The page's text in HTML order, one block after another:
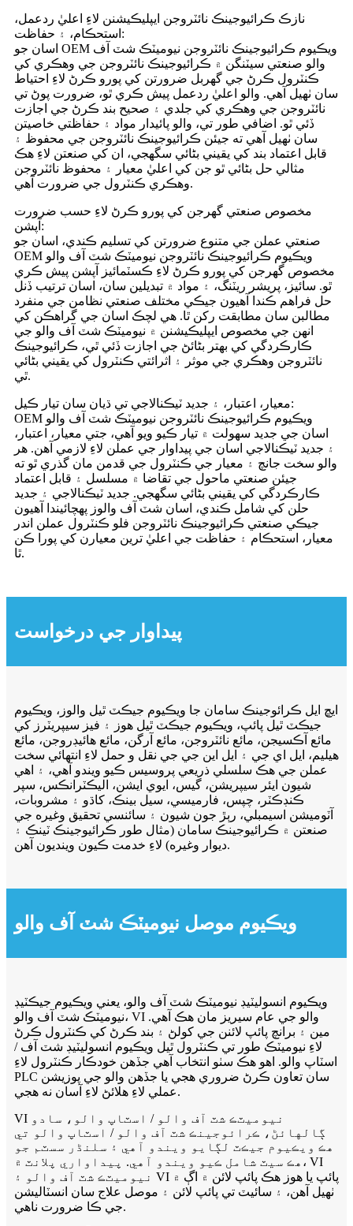
نازڪ ڪرائيوجينڪ نائٽروجن ايپليڪيشنن لاءِ اعليٰ ردعمل،
استحڪام، ۽ حفاظت:
اسان جو OEM ويڪيوم ڪرائيوجينڪ نائٽروجن نيوميٽڪ شٽ آف
والو صنعتي سيٽنگن ۾ ڪرائيوجينڪ نائٽروجن جي وهڪري کي
ڪنٽرول ڪرڻ جي گهربل ضرورتن کي پورو ڪرڻ لاءِ احتياط
سان ٺهيل آهي. والو اعليٰ ردعمل پيش ڪري ٿو، ضرورت پوڻ تي
نائٽروجن جي وهڪري کي جلدي ۽ صحيح بند ڪرڻ جي اجازت
ڏئي ٿو. اضافي طور تي، والو پائيدار مواد ۽ حفاظتي خاصيتن
سان ٺهيل آهي ته جيئن ڪرائيوجينڪ نائٽروجن جي محفوظ ۽
قابل اعتماد بند کي يقيني بڻائي سگهجي، ان کي صنعتن لاءِ هڪ
مثالي حل بڻائي ٿو جن کي اعليٰ معيار ۽ محفوظ نائٽروجن
وهڪري ڪنٽرول جي ضرورت آهي.
مخصوص صنعتي گهرجن کي پورو ڪرڻ لاءِ حسب ضرورت
آپشن:
صنعتي عملن جي متنوع ضرورتن کي تسليم ڪندي، اسان جو
OEM ويڪيوم ڪرائيوجينڪ نائٽروجن نيوميٽڪ شٽ آف والو
مخصوص گهرجن کي پورو ڪرڻ لاءِ ڪسٽمائيز آپشن پيش ڪري
ٿو. سائيز، پريشر ريٽنگ، ۽ مواد ۾ تبديلين سان، اسان ترتيب ڏنل
حل فراهم ڪندا آهيون جيڪي مختلف صنعتي نظامن جي منفرد
مطالبن سان مطابقت رکن ٿا. هي لچڪ اسان جي گراهڪن کي
انهن جي مخصوص ايپليڪيشنن ۾ نيوميٽڪ شٽ آف والو جي
ڪارڪردگي کي بهتر بڻائڻ جي اجازت ڏئي ٿي، ڪرائيوجينڪ
نائٽروجن وهڪري جي موثر ۽ اثرائتي ڪنٽرول کي يقيني بڻائي
ٿي.
معيار، اعتبار، ۽ جديد ٽيڪنالاجي تي ڌيان سان تيار ڪيل:
OEM ويڪيوم ڪرائيوجينڪ نائٽروجن نيوميٽڪ شٽ آف والو
اسان جي جديد سهولت ۾ تيار ڪيو ويو آهي، جتي معيار، اعتبار،
۽ جديد ٽيڪنالاجي اسان جي پيداوار جي عملن لاءِ لازمي آهن. هر
والو سخت جانچ ۽ معيار جي ڪنٽرول جي قدمن مان گذري ٿو ته
جيئن صنعتي ماحول جي تقاضا ۾ مسلسل ۽ قابل اعتماد
ڪارڪردگي کي يقيني بڻائي سگهجي. جديد ٽيڪنالاجي ۽ جديد
حلن کي شامل ڪندي، اسان شٽ آف والوز پهچائيندا آهيون
جيڪي صنعتي ڪرائيوجينڪ نائٽروجن فلو ڪنٽرول عملن اندر
معيار، استحڪام ۽ حفاظت جي اعليٰ ترين معيارن کي پورا ڪن
ٿا.
پيداوار جي درخواست
ايڇ ايل ڪرائوجينڪ سامان جا ويڪيوم جيڪٽ ٿيل والوز، ويڪيوم
جيڪٽ ٿيل پائپ، ويڪيوم جيڪٽ ٿيل هوز ۽ فيز سيپريٽرز کي
مائع آڪسيجن، مائع نائٽروجن، مائع آرگن، مائع هائيڊروجن، مائع
هيليم، ايل اي جي ۽ ايل اين جي جي نقل و حمل لاءِ انتهائي سخت
عملن جي هڪ سلسلي ذريعي پروسيس ڪيو ويندو آهي، ۽ اهي
شيون ايئر سيپريشن، گيس، ايوي ايشن، اليڪٽرانڪس، سپر
ڪنڊڪٽر، چپس، فارميسي، سيل بينڪ، کاڌو ۽ مشروبات،
آٽوميشن اسيمبلي، رٻڙ جون شيون ۽ سائنسي تحقيق وغيره جي
صنعتن ۾ ڪرائيوجينڪ سامان (مثال طور ڪرائيوجينڪ ٽينڪ ۽
ديوار وغيره) لاءِ خدمت ڪيون وينديون آهن.
ويڪيوم موصل نيوميٽڪ شٽ آف والو
ويڪيوم انسوليٽيڊ نيوميٽڪ شٽ آف والو، يعني ويڪيوم جيڪٽيڊ
نيوميٽڪ شٽ آف والو، VI والو جي عام سيريز مان هڪ آهي.
مين ۽ برانچ پائپ لائنن جي کولڻ ۽ بند ڪرڻ کي ڪنٽرول ڪرڻ
لاءِ نيوميٽڪ طور تي ڪنٽرول ٿيل ويڪيوم انسوليٽيڊ شٽ آف /
اسٽاپ والو. اهو هڪ سٺو انتخاب آهي جڏهن خودڪار ڪنٽرول لاءِ
PLC سان تعاون ڪرڻ ضروري هجي يا جڏهن والو جي پوزيشن
عملي لاءِ هلائڻ لاءِ آسان نه هجي.
VI نيوميٽڪ شٽ آف والو / اسٽاپ والو، سادو
ڳالهائڻ، ڪرائوجينڪ شٽ آف والو / اسٽاپ والو تي
هڪ ويڪيوم جيڪٽ لڳايو ويندو آهي ۽ سلنڈر سسٽم جو
هڪ سيٽ شامل ڪيو ويندو آهي. پيداواري پلانٽ ۾، VI
نيوميٽڪ شٽ آف والو ۽ VI پائپ يا هوز هڪ پائپ لائن ۾ اڳ ۾
ٺهيل آهن، ۽ سائيٽ تي پائپ لائن ۽ موصل علاج سان انسٽاليشن
جي ڪا ضرورت ناهي.